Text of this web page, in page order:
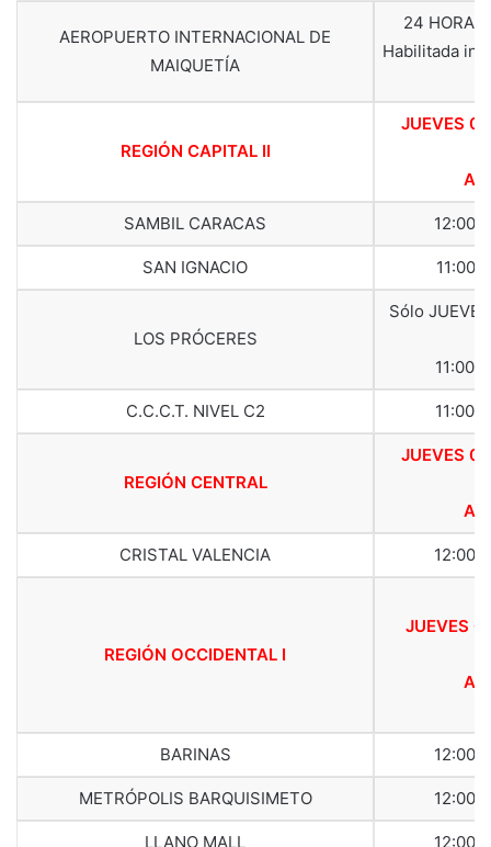
AEROPUERTO INTERNACIONAL DE
MAIQUETÍA
24
Habilitada
REGIÓN CAPITAL II
JUEVES
SAMBIL CARACAS 12:00
SAN IGNACIO 11:00
LOS PRÓCERES
Sólo
11:00
C.C.C.T. NIVEL C2 11:00
REGIÓN CENTRAL
JUEVES
CRISTAL VALENCIA 12:00
REGIÓN OCCIDENTAL I
JUEVES
BARINAS 12:00
METRÓPOLIS BARQUISIMETO 12:00
LLANO MALL 12:00